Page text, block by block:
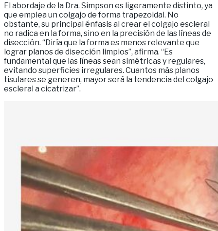
El abordaje de la Dra. Simpson es ligeramente distinto, ya
que emplea un colgajo de forma trapezoidal. No
obstante, su principal énfasis al crear el colgajo escleral
no radica en la forma, sino en la precisión de las líneas de
disección. “Diría que la forma es menos relevante que
lograr planos de disección limpios”, afirma. “Es
fundamental que las líneas sean simétricas y regulares,
evitando superficies irregulares. Cuantos más planos
tisulares se generen, mayor será la tendencia del colgajo
escleral a cicatrizar”.